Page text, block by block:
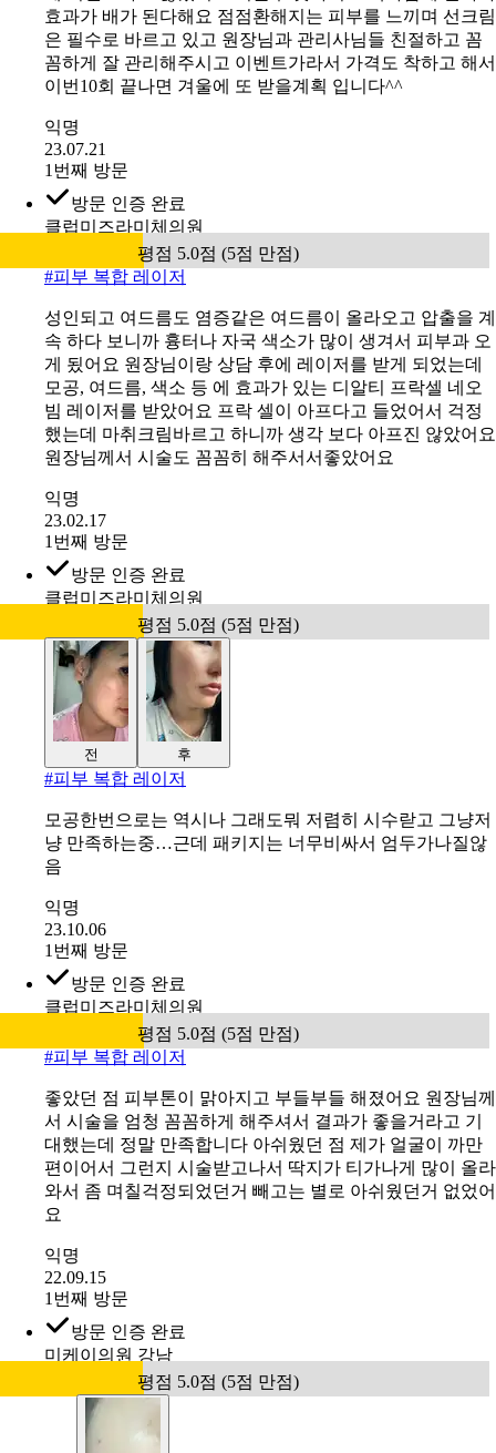
효과가 배가 된다해요 점점환해지는 피부를 느끼며 선크림
은 필수로 바르고 있고 원장님과 관리사님들 친절하고 꼼
꼼하게 잘 관리해주시고 이벤트가라서 가격도 착하고 해서
이번10회 끝나면 겨울에 또 받을계획 입니다^^
익명
23.07.21
1번째 방문
방문 인증 완료
클럽미즈라미체의원
평점 5.0점 (5점 만점)
#피부 복합 레이저
성인되고 여드름도 염증같은 여드름이 올라오고 압출을 계
속 하다 보니까 흉터나 자국 색소가 많이 생겨서 피부과 오
게 됬어요 원장님이랑 상담 후에 레이저를 받게 되었는데
모공, 여드름, 색소 등 에 효과가 있는 디알티 프락셀 네오
빔 레이저를 받았어요 프락 셀이 아프다고 들었어서 걱정
했는데 마취크림바르고 하니까 생각 보다 아프진 않았어요
원장님께서 시술도 꼼꼼히 해주서서좋았어요
익명
23.02.17
1번째 방문
방문 인증 완료
클럽미즈라미체의원
평점 5.0점 (5점 만점)
전 후
#피부 복합 레이저
모공한번으로는 역시나 그래도뭐 저렴히 시수랃고 그냥저
냥 만족하는중…근데 패키지는 너무비싸서 엄두가나질않
음
익명
23.10.06
1번째 방문
방문 인증 완료
클럽미즈라미체의원
평점 5.0점 (5점 만점)
#피부 복합 레이저
좋았던 점 피부톤이 맑아지고 부들부들 해졌어요 원장님께
서 시술을 엄청 꼼꼼하게 해주셔서 결과가 좋을거라고 기
대했는데 정말 만족합니다 아쉬웠던 점 제가 얼굴이 까만
편이어서 그런지 시술받고나서 딱지가 티가나게 많이 올라
와서 좀 며칠걱정되었던거 빼고는 별로 아쉬웠던거 없었어
요
익명
22.09.15
1번째 방문
방문 인증 완료
미케이의원 강남
평점 5.0점 (5점 만점)